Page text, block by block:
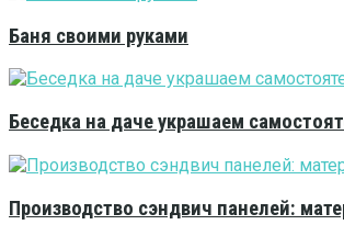
Баня своими руками
Беседка на даче украшаем
Производство сэндвич панелей: